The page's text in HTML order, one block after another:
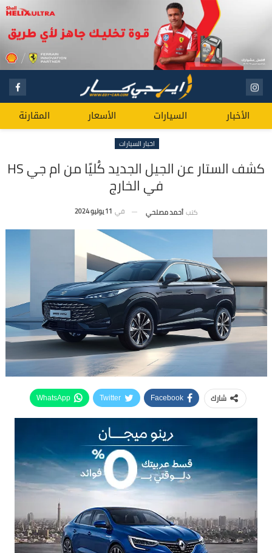
الأخبار السيارات الأسعار المقارنة
اخبار السيارات
كشف الستار عن الجيل الجديد كُليًا من ام جي HS
في الخارج
كتب أحمد مصلحي في 11 يوليو 2024
شارك Facebook
Twitter
WhatsApp